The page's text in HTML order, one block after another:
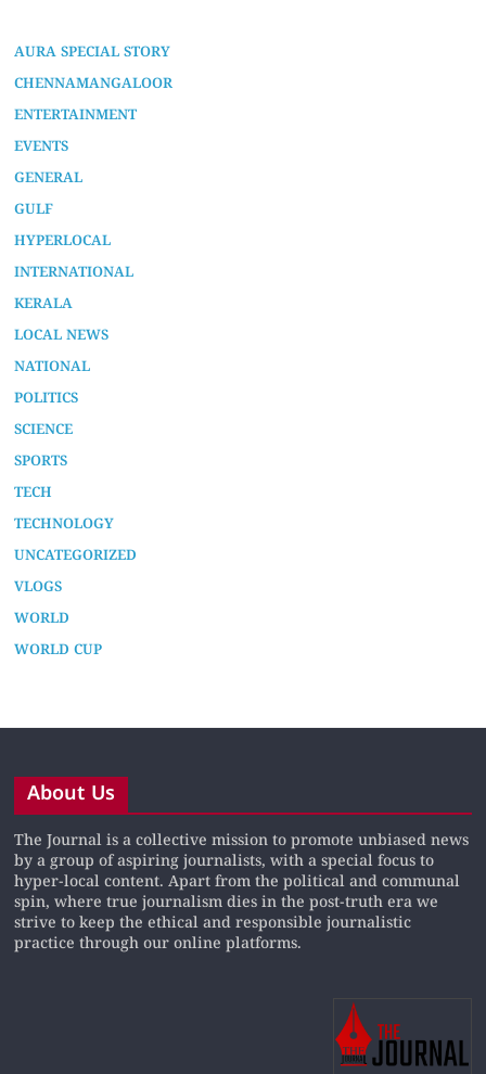
AURA SPECIAL STORY
CHENNAMANGALOOR
ENTERTAINMENT
EVENTS
GENERAL
GULF
HYPERLOCAL
INTERNATIONAL
KERALA
LOCAL NEWS
NATIONAL
POLITICS
SCIENCE
SPORTS
TECH
TECHNOLOGY
UNCATEGORIZED
VLOGS
WORLD
WORLD CUP
About Us
The Journal is a collective mission to promote unbiased news
by a group of aspiring journalists, with a special focus to
hyper-local content. Apart from the political and communal
spin, where true journalism dies in the post-truth era we
strive to keep the ethical and responsible journalistic
practice through our online platforms.